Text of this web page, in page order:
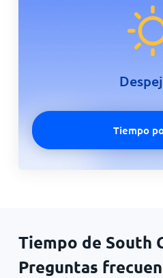
Tiempo
Tiempo de South
Preguntas